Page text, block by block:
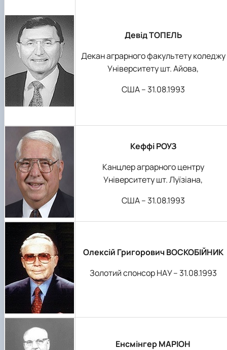
Девід ТОПЕЛЬ
Декан аграрного факультету коледжу
Університету шт. Айова,
США – 31.08.1993
Кеффі РОУЗ
Канцлер аграрного центру
Університету шт. Луїзіана,
США – 31.08.1993
Олексій Григорович ВОСКОБІЙНИК
Золотий спонсор НАУ – 31.08.1993
Енсмінгер МАРІОН